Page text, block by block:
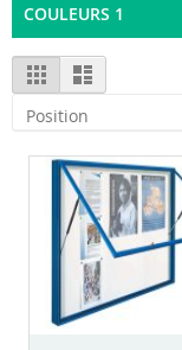
View
as
Grid List
COULEURS 1